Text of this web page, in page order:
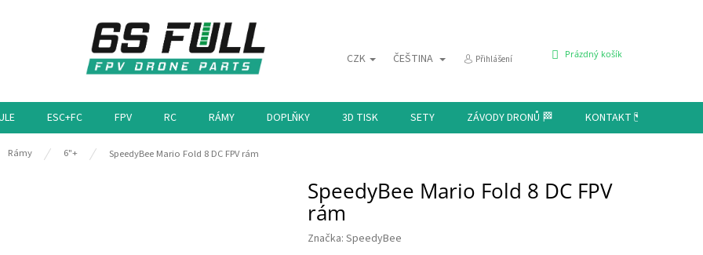
CZK ČEŠTINA Přihlášení
NÁKUPNÍ
Prázdný košík
ESC+FC FPV RC RÁMY DOPLŇKY 3D TISK SETY ZÁVODY DRONŮ 🏁 KONTAKT 🗺️
Rámy 6"+ SpeedyBee Mario Fold 8 DC FPV rám
SpeedyBee Mario Fold 8 DC FPV
rám
Značka: SpeedyBee